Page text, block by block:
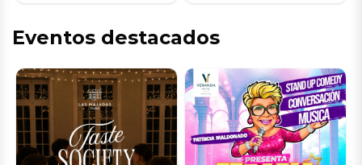
Eventos destacados